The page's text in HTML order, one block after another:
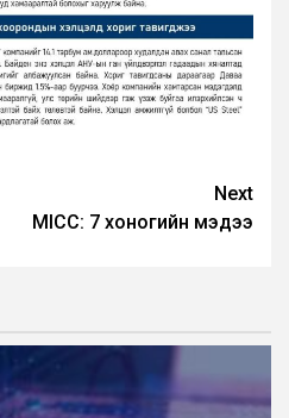
Next
MICC: 7 хоногийн мэдээ